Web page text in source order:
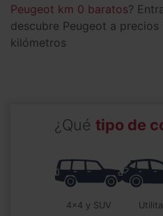
Peugeot km 0 baratos?
descubre Peugeot a
kilómetros
¿Qué tipo de
4x4 y SUV